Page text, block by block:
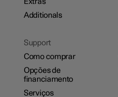
Additionals
Support
Como comprar
Opções de
financiamento
Serviços